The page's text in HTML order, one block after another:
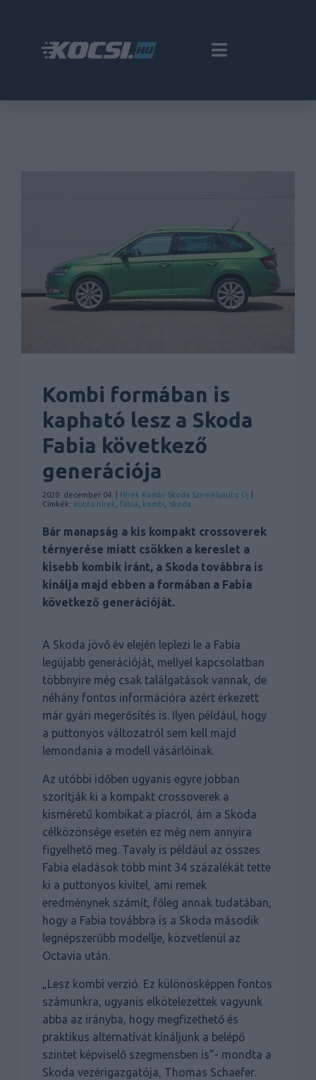
Kombi formában is
kapható lesz a Skoda
Fabia következő
generációja
2020. december 04. | Hírek Kombi Skoda Személyauto Új
Címkék: autós hírek fabia kombi skoda
Bár manapság a kis kompakt crossoverek
térnyerése miatt csökken a kereslet a
kisebb kombik iránt, a Skoda továbbra is
kínálja majd ebben a formában a Fabia
következő generációját.
A Skoda jövő év elején leplezi le a Fabia
legújabb generációját, mellyel kapcsolatban
többnyire még csak találgatások vannak, de
néhány fontos információra azért érkezett
már gyári megerősítés is. Ilyen például, hogy
a puttonyos változatról sem kell majd
lemondania a modell vásárlóinak.
Az utóbbi időben ugyanis egyre jobban
szorítják ki a kompakt crossoverek a
kisméretű kombikat a piacról, ám a Skoda
célközönsége esetén ez még nem annyira
figyelhető meg. Tavaly is például az összes
Fabia eladások több mint 34 százalékát tette
ki a puttonyos kivitel, ami remek
eredménynek számít, főleg annak tudatában,
hogy a Fabia továbbra is a Skoda második
legnépszerűbb modellje, közvetlenül az
Octavia után.
„Lesz kombi verzió. Ez különösképpen fontos
számunkra, ugyanis elkötelezettek vagyunk
abba az irányba, hogy megfizethető és
praktikus alternatívát kínáljunk a belépő
szintet képviselő szegmensben is”- mondta a
Skoda vezérigazgatója, Thomas Schaefer.